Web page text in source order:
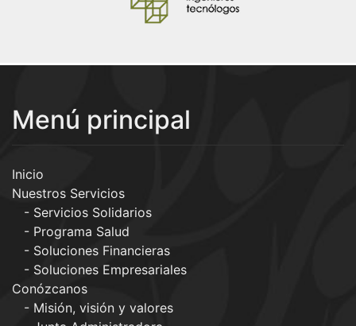
Menú principal
Inicio
Nuestros Servicios
Servicios Solidarios
Programa Salud
Soluciones Financieras
Soluciones Empresariales
Conózcanos
Misión, visión y valores